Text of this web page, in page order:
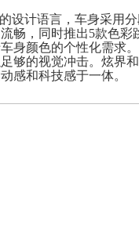
设计语言， 车身采用
畅，同时推出5款色彩
身颜色的个性化需求。
够的视觉冲击。炫界
感和科技感于一体。